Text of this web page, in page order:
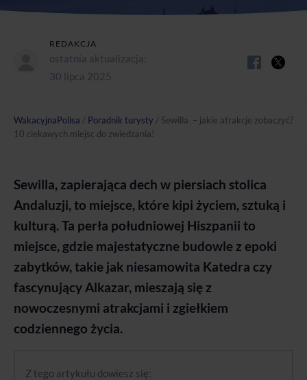
REDAKCJA
ostatnia aktualizacja:
30 lipca 2025
WakacyjnaPolisa / Poradnik turysty / Sewilla – jakie atrakcje zobaczyć?
10 ciekawych miejsc do zwiedzania!
Sewilla, zapierająca dech w piersiach stolica
Andaluzji, to miejsce, które kipi życiem, sztuką i
kulturą. Ta perła południowej Hiszpanii to
miejsce, gdzie majestatyczne budowle z epoki
zabytków, takie jak niesamowita Katedra czy
fascynujący Alkazar, mieszają się z
nowoczesnymi atrakcjami i zgiełkiem
codziennego życia.
Z tego artykułu dowiesz się: